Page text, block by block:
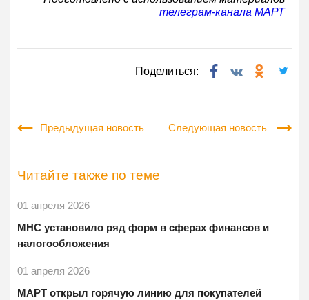
телеграм-канала МАРТ
Поделиться:
Предыдущая новость Следующая новость
Читайте также по теме
01 апреля 2026
МНС установило ряд форм в сферах финансов и
налогообложения
01 апреля 2026
МАРТ открыл горячую линию для покупателей